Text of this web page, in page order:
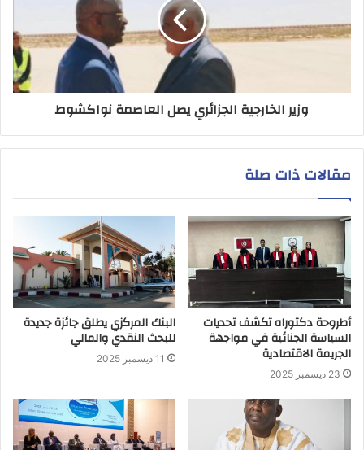
وزير الخارجية الجزائري يصل العاصمة نواكشوط
مقالات ذات صلة
أطروحة دكتوراه تكشف تحديات
السياسة الجنائية في مواجهة
الجريمة الاقتصادية
23 ديسمبر 2025
البنك المركزي يطلق جائزة جديدة
للبحث النقدي والمالي
11 ديسمبر 2025